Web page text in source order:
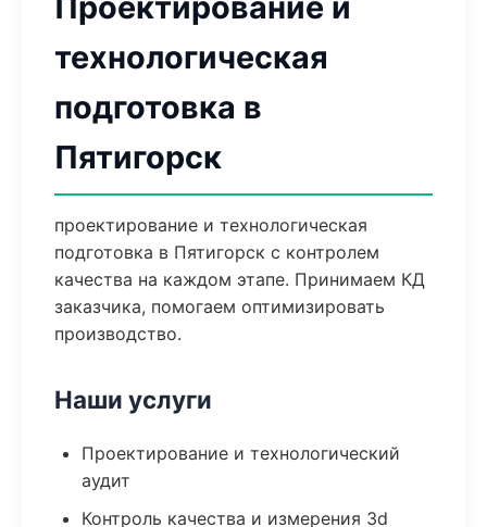
технологическая
подготовка в
Пятигорск
проектирование и технологическая
подготовка в Пятигорск с контролем
качества на каждом этапе. Принимаем КД
заказчика, помогаем оптимизировать
производство.
Наши услуги
Проектирование и технологический
аудит
Контроль качества и измерения 3d